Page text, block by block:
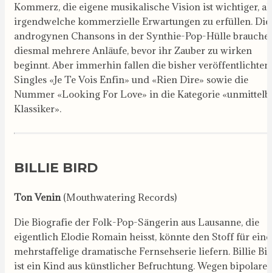
Kommerz, die eigene musikalische Vision ist wichtiger,
irgendwelche kommerzielle Erwartungen zu erfüllen. Die
androgynen Chansons in der Synthie-Pop-Hülle
diesmal mehrere Anläufe, bevor ihr Zauber zu wirken
beginnt. Aber immerhin fallen die bisher veröffentlichten
Singles «Je Te Vois Enfin» und «Rien Dire» sowie die
Nummer «Looking For Love» in die Kategorie
Klassiker».
BILLIE BIRD
Ton Venin(Mouthwatering Records)
Die Biografie der Folk-Pop-Sängerin aus Lausanne, die
eigentlich Elodie Romain heisst, könnte den Stoff für eine
mehrstaffelige dramatische Fernsehserie liefern. Billie
ist ein Kind aus künstlicher Befruchtung. Wegen bipolarer